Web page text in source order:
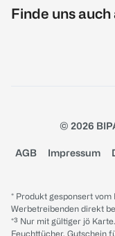
Finde uns auch
© 2026
AGB Impressum
* Produkt gesponsert
Werbetreibenden direkt
*³ Nur mit gültiger jö
Feuchttücher. Gutschein